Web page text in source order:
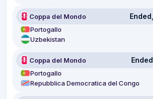
Coppa del Mondo Ended
Portogallo
Uzbekistan
Coppa del Mondo Ended
Portogallo
Repubblica Democratica del Congo